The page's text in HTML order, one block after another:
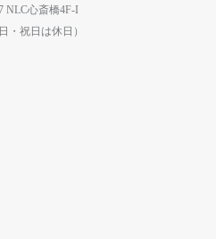
NLC心斎橋4F-I
・祝日は休日）